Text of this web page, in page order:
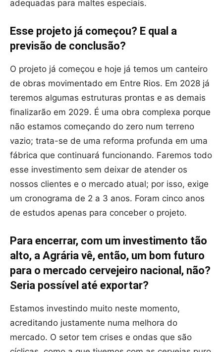
adequadas para maltes especiais.
Esse projeto já começou? E qual a
previsão de conclusão?
O projeto já começou e hoje já temos um canteiro
de obras movimentado em Entre Rios. Em 2028 já
teremos algumas estruturas prontas e as demais
finalizarão em 2029. É uma obra complexa porque
não estamos começando do zero num terreno
vazio; trata-se de uma reforma profunda em uma
fábrica que continuará funcionando. Faremos todo
esse investimento sem deixar de atender os
nossos clientes e o mercado atual; por isso, exige
um cronograma de 2 a 3 anos. Foram cinco anos
de estudos apenas para conceber o projeto.
Para encerrar, com um investimento tão
alto, a Agrária vê, então, um bom futuro
para o mercado cervejeiro nacional, não?
Seria possível até exportar?
Estamos investindo muito neste momento,
acreditando justamente numa melhora do
mercado. O setor tem crises e ondas que são